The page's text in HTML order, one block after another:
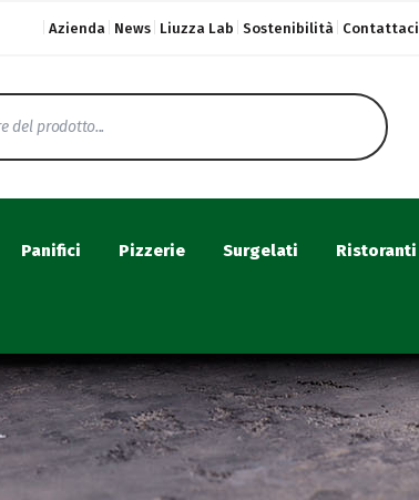
Azienda News Liuzza Lab Sostenibilità Contattaci
Panifici Pizzerie Surgelati Ristoranti